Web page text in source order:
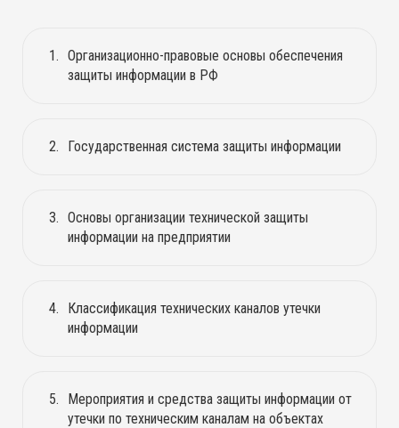
Организационно-правовые основы обеспечения
защиты информации в РФ
Государственная система защиты информации
Основы организации технической защиты
информации на предприятии
Классификация технических каналов утечки
информации
Мероприятия и средства защиты информации от
утечки по техническим каналам на объектах